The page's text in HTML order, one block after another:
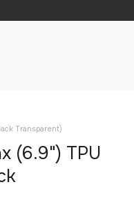
Transparent)
(6.9") TPU